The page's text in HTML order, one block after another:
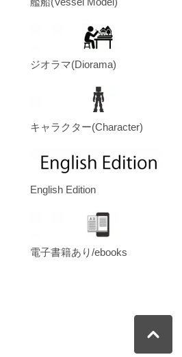
ジオラマ(Diorama)
キャラクター(Character)
English Edition
電子書籍あり/ebooks